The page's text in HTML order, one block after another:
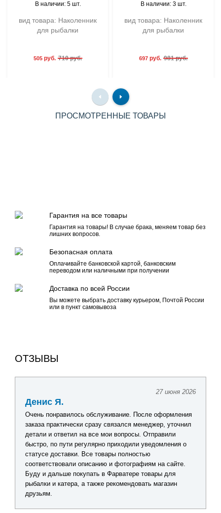
В наличии: 5 шт.
вид товара: Наколенник
для рыбалки
505 руб. 710 руб.
В наличии: 3 шт.
вид товара: Наколенник
для рыбалки
697 руб. 981 руб.
ПРОСМОТРЕННЫЕ ТОВАРЫ
Гарантия на все товары
Гарантия на товары! В случае брака, меняем товар без
лишних вопросов.
Безопасная оплата
Оплачивайте банковской картой, банковским
переводом или наличными при получении
Доставка по всей России
Вы можете выбрать доставку курьером, Почтой России
или в пункт самовывоза
ОТЗЫВЫ
27 июня 2026
Денис Я.
Очень понравилось обслуживание. После оформления
заказа практически сразу связался менеджер, уточнил
детали и ответил на все мои вопросы. Отправили
быстро, по пути регулярно приходили уведомления о
статусе доставки. Все товары полностью
соответствовали описанию и фотографиям на сайте.
Буду и дальше покупать в Фарватере товары для
рыбалки и катера, а также рекомендовать магазин
друзьям.